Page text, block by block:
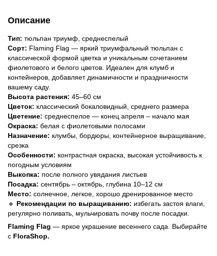
Описание
Тип: тюльпан триумф, среднеспелый
Сорт: Flaming Flag — яркий триумфальный тюльпан с
классической формой цветка и уникальным сочетанием
фиолетового и белого цветов. Идеален для клумб и
контейнеров, добавляет динамичности и праздничности
вашему саду.
Высота растения: 45–60 см
Цветок: классический бокаловидный, среднего размера
Цветение: среднеспелое — конец апреля – начало мая
Окраска: белая с фиолетовыми полосами
Назначение: клумбы, бордюры, контейнерное выращивание,
срезка
Особенности: контрастная окраска, высокая устойчивость к
погодным условиям
Выкопка: после полного увядания листьев
Посадка: сентябрь – октябрь, глубина 10–12 см
Место: солнечное, легкое, хорошо дренированное место
🔹 Рекомендации по выращиванию: избегать застоя влаги,
регулярно поливать, мульчировать почву после посадки.
Flaming Flag — яркое украшение весеннего сада. Выбирайте
с FloraShop.